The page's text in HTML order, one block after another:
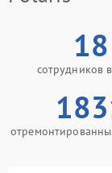
18
сотрудников